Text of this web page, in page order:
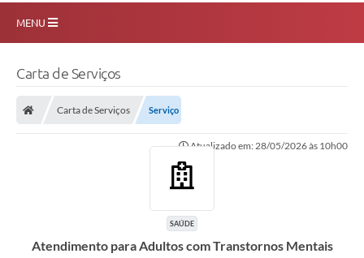
MENU
Coronavírus
Carta de Serviços
Carta de Serviços Serviço
Atualizado em: 28/05/2026 às 10h00
SAÚDE
Atendimento para Adultos com Transtornos Mentais